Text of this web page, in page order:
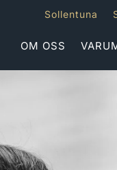
Sollentuna
OM OSS